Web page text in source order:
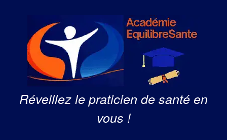
Réveillez le praticien de santé en
vous !